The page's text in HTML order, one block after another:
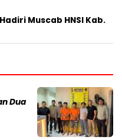
Muscab HNSI Kab.
Dua